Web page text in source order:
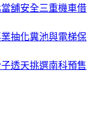
舖安全三重機車借
抽化糞池與電梯保
透天挑選南科預售